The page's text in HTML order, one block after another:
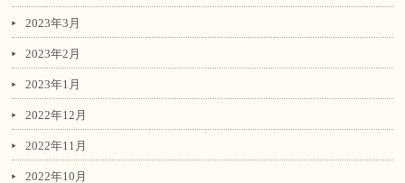
2023年3月
2023年2月
2023年1月
2022年12月
2022年11月
2022年10月